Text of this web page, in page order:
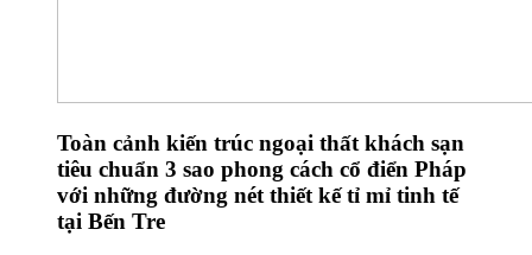
Toàn cảnh kiến trúc ngoại thất khách sạn
tiêu chuẩn 3 sao phong cách cổ điển Pháp
với những đường nét thiết kế tỉ mỉ tinh tế
tại Bến Tre